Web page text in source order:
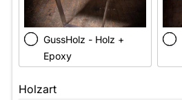
GussHolz - Holz +
Epoxy
Holzart